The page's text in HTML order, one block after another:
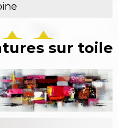
sur toile